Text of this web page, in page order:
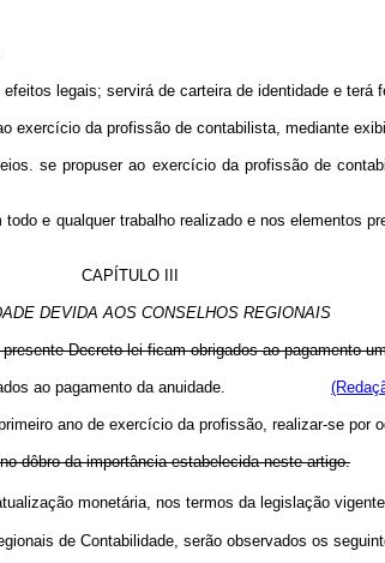
legais; servirá de carteira de identidade e terá
da profissão de contabilista, mediante
se propuser ao exercício da profissão de
e qualquer trabalho realizado e nos elementos
CAPÍTULO III
DEVIDA AOS CONSELHOS REGIONAIS
Decreto-lei ficam obrigados ao pagamento
obrigados ao pagamento da anuidade.
ano de exercício da profissão, realizar-se por
dôbro da importância estabelecida neste artigo.
e atualização monetária, nos termos da
de Contabilidade, serão observados os